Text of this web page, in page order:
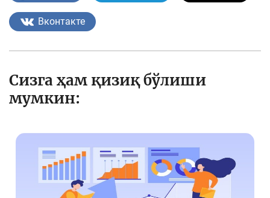
Вконтакте
Сизга ҳам қизиқ бўлиши
мумкин: